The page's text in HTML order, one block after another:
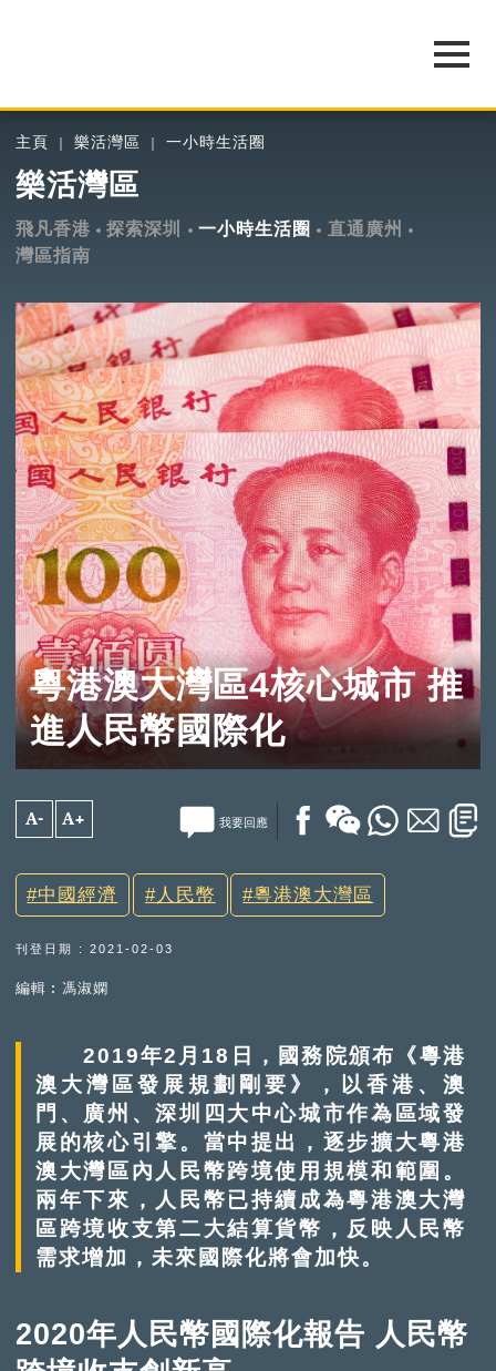
主頁 樂活灣區 一小時生活圈
樂活灣區
飛凡香港 探索深圳 一小時生活圈
直通廣州
灣區指南
粵港澳大灣區4核心城市 推
進人民幣國際化
A- A+ 我要回應
中國經濟 人民幣 粵港澳大灣區
刊登日期 : 2021-02-03
編輯︰馮淑嫻
2019年2月18日，國務院頒布《粵港
澳大灣區發展規劃剛要》，以香港、澳
門、廣州、深圳四大中心城市作為區域發
展的核心引擎。當中提出，逐步擴大粵港
澳大灣區內人民幣跨境使用規模和範圍。
兩年下來，人民幣已持續成為粵港澳大灣
區跨境收支第二大結算貨幣，反映人民幣
需求增加，未來國際化將會加快。
2020年人民幣國際化報告 人民幣